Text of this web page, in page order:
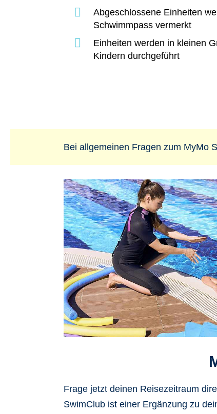
Abgeschlossene Einheiten
Schwimmpass vermerkt
Einheiten werden in kleinen
Kindern durchgeführt
Bei allgemeinen Fragen zum MyMo
Frage jetzt deinen Reisezeitraum
SwimClub ist einer Ergänzung zu